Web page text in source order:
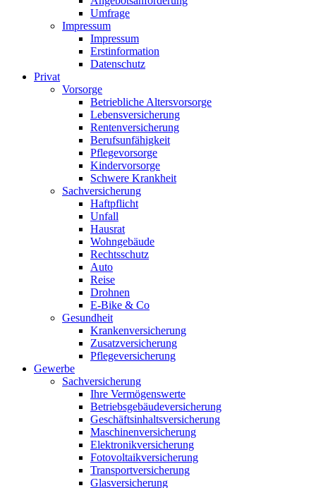
Umfrage
Impressum
Impressum
Erstinformation
Datenschutz
Privat
Vorsorge
Betriebliche Altersvorsorge
Lebensversicherung
Rentenversicherung
Berufsunfähigkeit
Pflegevorsorge
Kindervorsorge
Schwere Krankheit
Sachversicherung
Haftpflicht
Unfall
Hausrat
Wohngebäude
Rechtsschutz
Auto
Reise
Drohnen
E-Bike & Co
Gesundheit
Krankenversicherung
Zusatzversicherung
Pflegeversicherung
Gewerbe
Sachversicherung
Ihre Vermögenswerte
Betriebsgebäudeversicherung
Geschäftsinhaltsversicherung
Maschinenversicherung
Elektronikversicherung
Fotovoltaikversicherung
Transportversicherung
Glasversicherung